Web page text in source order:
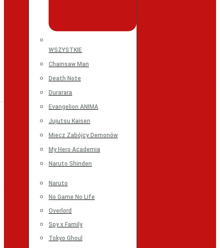
WSZYSTKIE
Chainsaw Man
Death Note
Durarara
Evangelion ANIMA
Jujutsu Kaisen
Miecz Zabójcy Demonów
My Hero Academia
Naruto Shinden
Naruto
No Game No Life
Overlord
Spy x Family
Tokyo Ghoul